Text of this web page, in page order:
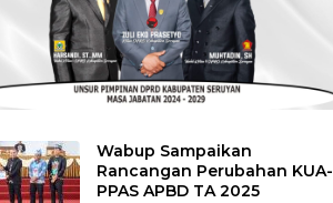
Wabup Sampaikan
Rancangan Perubahan KUA-
PPAS APBD TA 2025